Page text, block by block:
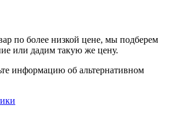
по более низкой цене, мы подберем
или дадим такую же цену.
информацию об альтернативном